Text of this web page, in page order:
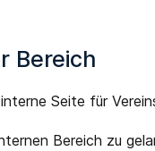
Bereich
Seite für
Bereich zu